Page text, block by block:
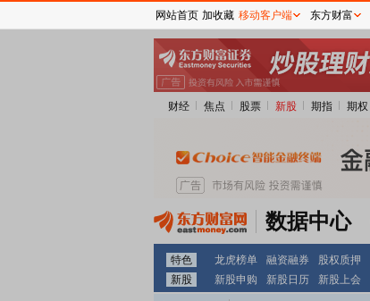
财经 焦点 股票 新股 期指 期权
数据中心
特色 龙虎榜单 融资融券 股权质押
新股
新股申购 新股日历 新股上会
网站首页 加收藏 移动客户端 东方财富